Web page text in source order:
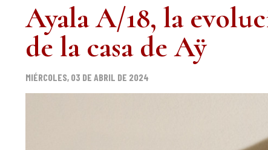
Ayala A/18, la
de la casa de Aÿ
MIÉRCOLES, 03 DE ABRIL DE 2024